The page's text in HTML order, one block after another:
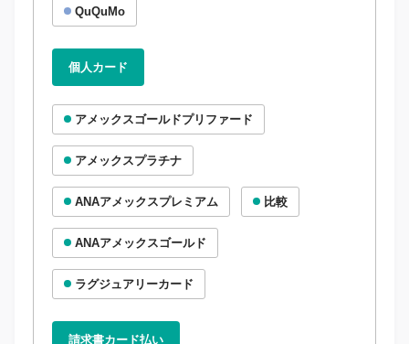
QuQuMo
個人カード
アメックスゴールドプリファード
アメックスプラチナ
ANAアメックスプレミアム 比較
ANAアメックスゴールド
ラグジュアリーカード
請求書カード払い